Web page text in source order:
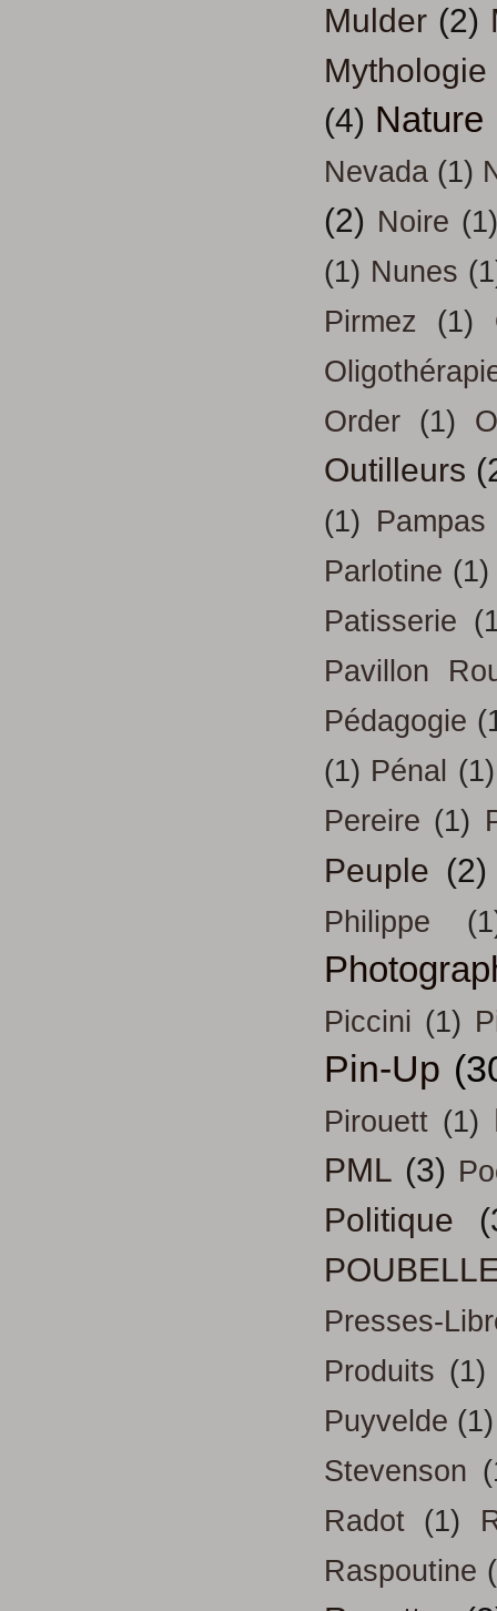
Mulder (2)
Mythologie
(4) Nature
Nevada (1)
(2) Noire
(1) Nunes
Pirmez
(1)
Order (1)
Outilleurs
(1) Pampas
Parlotine (1)
Patisserie
Pavillon
Pédagogie
(1) Pénal (1)
Pereire (1)
Peuple (2)
Philippe
Piccini (1)
Pin-Up
Pirouett (1)
PML (3)
Politique
Presses-
Produits (1)
Puyvelde (1)
Stevenson
Radot (1)
Raspoutine